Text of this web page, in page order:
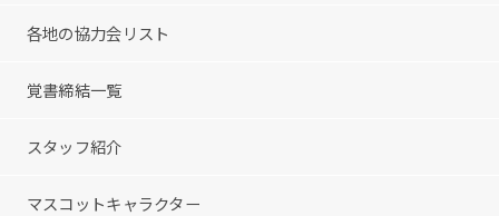
各地の協力会リスト
覚書締結一覧
スタッフ紹介
マスコットキャラクター